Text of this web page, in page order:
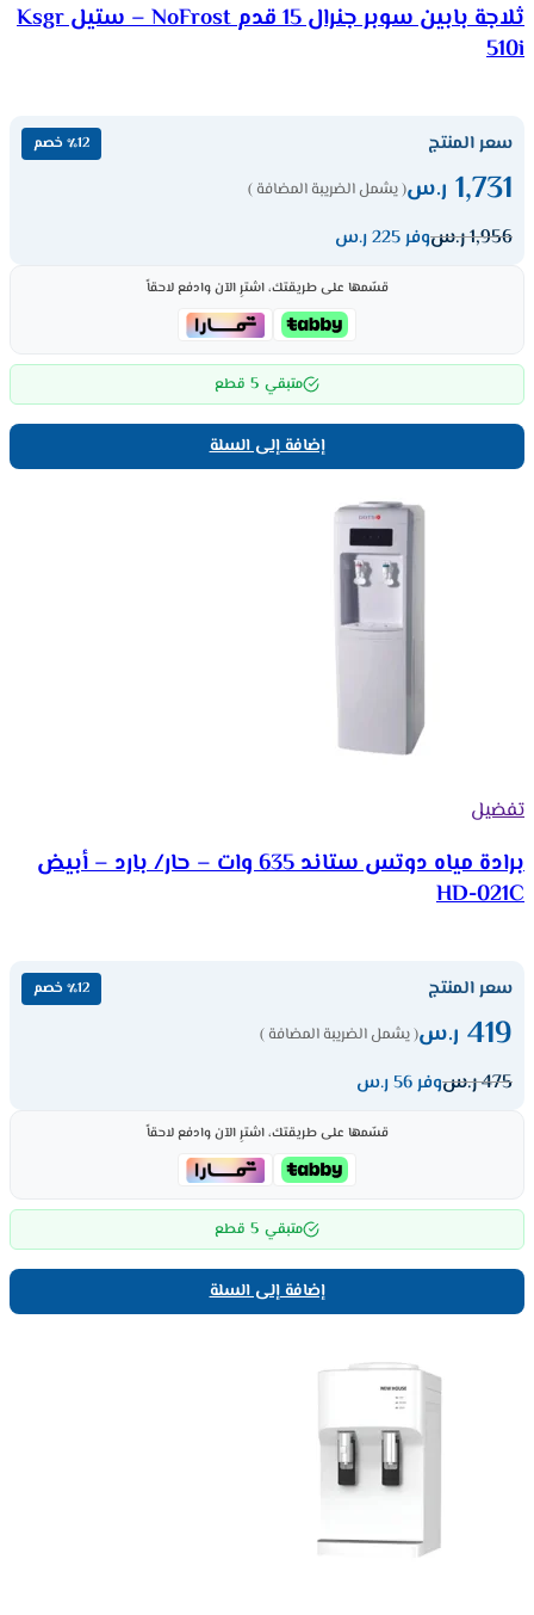
ثلاجة بابين سوبر جنرال 15 قدم NoFrost – ستيل Ksgr
510i
سعر المنتج ٪12 خصم
1,731 ر.س( يشمل الضريبة المضافة )
1,956ر.سوفر 225 ر.س
قسّمها على طريقتك، اشترِ الآن وادفع لاحقاً
متبقي 5 قطع
إضافة إلى السلة
تفضيل
برادة مياه دوتس ستاند 635 وات – حار/ بارد – أبيض
HD-021C
سعر المنتج ٪12 خصم
419 ر.س( يشمل الضريبة المضافة )
475ر.سوفر 56 ر.س
قسّمها على طريقتك، اشترِ الآن وادفع لاحقاً
متبقي 5 قطع
إضافة إلى السلة